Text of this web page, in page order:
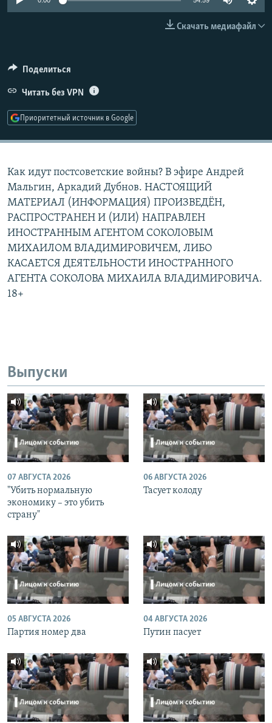
РАСПИСАНИЕ ВЕЩАНИЯ
СОЦИАЛЬНЫЕ СЕТИ
Скачать медиафайл
Поделиться
Читать без VPN
Приоритетный источник в Google
Как идут постсоветские войны? В эфире Андрей
Мальгин, Аркадий Дубнов. НАСТОЯЩИЙ
МАТЕРИАЛ (ИНФОРМАЦИЯ) ПРОИЗВЕДЁН,
РАСПРОСТРАНЕН И (ИЛИ) НАПРАВЛЕН
ИНОСТРАННЫМ АГЕНТОМ СОКОЛОВЫМ
МИХАИЛОМ ВЛАДИМИРОВИЧЕМ, ЛИБО
КАСАЕТСЯ ДЕЯТЕЛЬНОСТИ ИНОСТРАННОГО
АГЕНТА СОКОЛОВА МИХАИЛА ВЛАДИМИРОВИЧА.
18+
Выпуски
07 АВГУСТА 2026
"Убить нормальную
экономику – это убить
страну"
06 АВГУСТА 2026
Тасует колоду
05 АВГУСТА 2026
Партия номер два
04 АВГУСТА 2026
Путин пасует